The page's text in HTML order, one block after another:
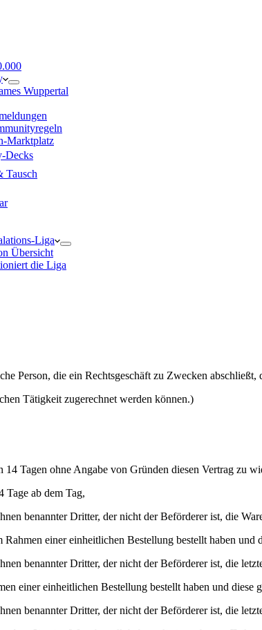
Wuppertal
Marktplatz
Decks
Tausch
Liga
Übersicht
die Liga
Person, die ein Rechtsgeschäft zu Zwecken
Tätigkeit zugerechnet werden können.)
14 Tagen ohne Angabe von Gründen diesen Vertrag zu
Tage ab dem Tag,
benannter Dritter, der nicht der Beförderer ist, die
Rahmen einer einheitlichen Bestellung bestellt haben
benannter Dritter, der nicht der Beförderer ist, die
einer einheitlichen Bestellung bestellt haben und diese
benannter Dritter, der nicht der Beförderer ist, die